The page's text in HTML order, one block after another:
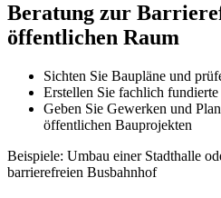
Beratung zur
öffentlichen Raum
Sichten Sie Baupläne und
Erstellen Sie fachlich
Geben Sie Gewerken und
öffentlichen Bauprojekten
Beispiele: Umbau einer Stadthalle
barrierefreien Busbahnhof